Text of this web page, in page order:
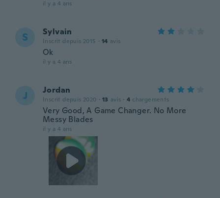
il y a 4 ans
S Sylvain
Inscrit depuis 2015 · 14 avis
Ok
il y a 4 ans
J Jordan
Inscrit depuis 2020 · 13 avis · 4 chargements
Very Good, A Game Changer. No More
Messy Blades
il y a 4 ans